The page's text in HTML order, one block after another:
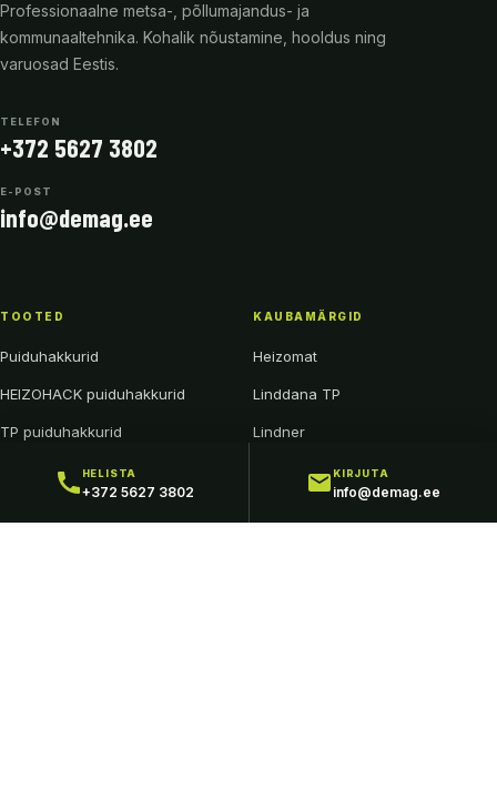
Professionaalne metsa-, põllumajandus- ja
kommunaaltehnika. Kohalik nõustamine, hooldus ning
varuosad Eestis.
TELEFON
+372 5627 3802
E-POST
info@demag.ee
TOOTED
Puiduhakkurid
HEIZOHACK puiduhakkurid
TP puiduhakkurid
Traktorid ja kommunaalmasinad
KAUBAMÄRGID
Heizomat
Linddana TP
Lindner
FTG Källefall
HELISTA
+372 5627 3802
KIRJUTA
info@demag.ee